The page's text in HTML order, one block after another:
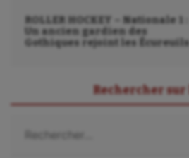
ROLLER HOCKEY – Nationale 1 :
Un ancien gardien des
Gothiques rejoint les Écureuils
Rechercher sur